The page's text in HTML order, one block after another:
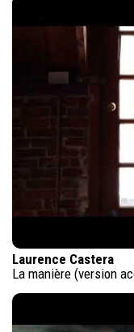
Laurence Castera
La manière (version